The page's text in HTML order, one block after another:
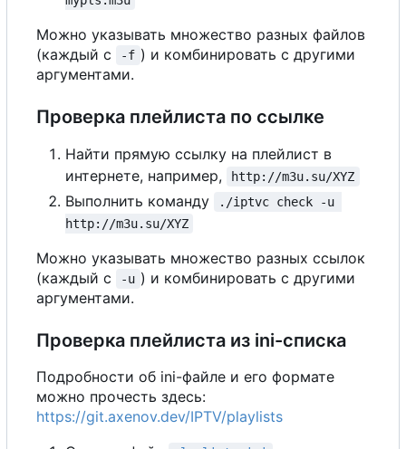
Можно указывать множество разных файлов
(каждый с
-f ) и комбинировать с другими
аргументами.
Проверка плейлиста по ссылке
Найти прямую ссылку на плейлист в
интернете, например,
http://m3u.su/XYZ
Выполнить команду
./iptvc check -u
http://m3u.su/XYZ
Можно указывать множество разных ссылок
(каждый с
-u ) и комбинировать с другими
аргументами.
Проверка плейлиста из ini-списка
Подробности об ini-файле и его формате
можно прочесть здесь:
https://git.axenov.dev/IPTV/playlists